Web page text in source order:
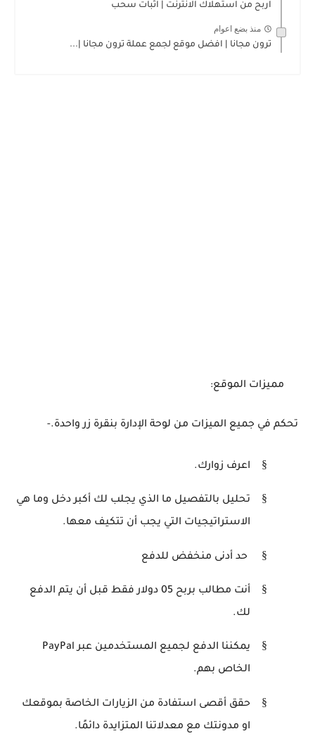
اربح من استهلاك الانترنت | اثبات سحب
منذ بضع اعوام
ترون مجانا | افضل موقع لجمع عملة ترون مجانا |...
مميزات الموقع:
تحكم في جميع الميزات من لوحة الإدارة بنقرة زر واحدة.-
§ اعرف زوارك.
§
تحليل بالتفصيل ما الذي يجلب لك أكبر دخل وما هي
الاستراتيجيات التي يجب أن تتكيف معها.
§ حد أدنى منخفض للدفع
§
أنت مطالب بربح 05 دولار فقط قبل أن يتم الدفع
لك.
§ يمكننا الدفع لجميع المستخدمين عبرPayPal
الخاص بهم.
§
حقق أقصى استفادة من الزيارات الخاصة بموقعك
او مدونتك مع معدلاتنا المتزايدة دائمًا.